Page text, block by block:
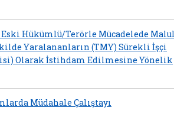
Eski Hükümlü/Terörle Mücadelede
Yaralananların (TMY) Sürekli İşçi
Olarak İstihdam Edilmesine Yönelik
Müdahale Çalıştayı